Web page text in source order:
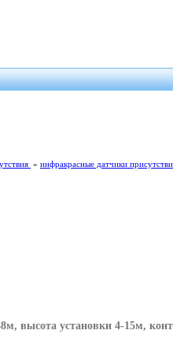
» инфракрасные датчики
высота установки 4-15м,